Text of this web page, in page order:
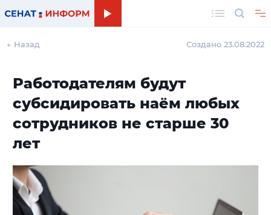
← Назад Создано 23.08.2022
Работодателям будут
субсидировать наём любых
сотрудников не старше 30
лет